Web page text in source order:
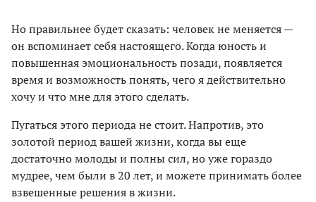
Но правильнее будет сказать: человек не меняется —
он вспоминает себя настоящего. Когда юность и
повышенная эмоциональность позади, появляется
время и возможность понять, чего я действительно
хочу и что мне для этого сделать.
Пугаться этого периода не стоит. Напротив, это
золотой период вашей жизни, когда вы еще
достаточно молоды и полны сил, но уже гораздо
мудрее, чем были в 20 лет, и можете принимать более
взвешенные решения в жизни.